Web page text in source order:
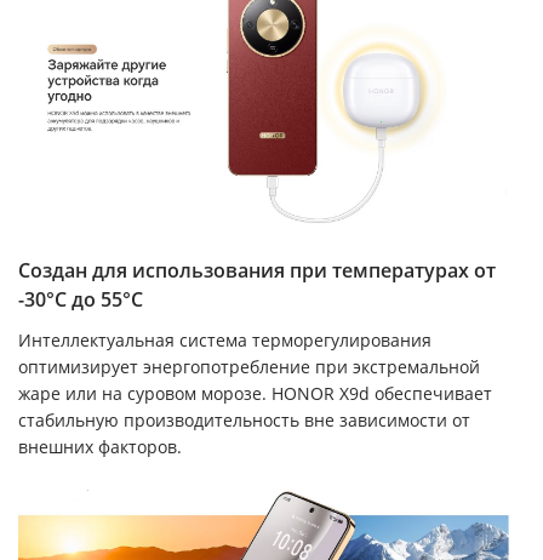
Создан для использования при температурах от
-30°C до 55°C
Интеллектуальная система терморегулирования
оптимизирует энергопотребление при экстремальной
жаре или на суровом морозе. HONOR X9d обеспечивает
стабильную производительность вне зависимости от
внешних факторов.